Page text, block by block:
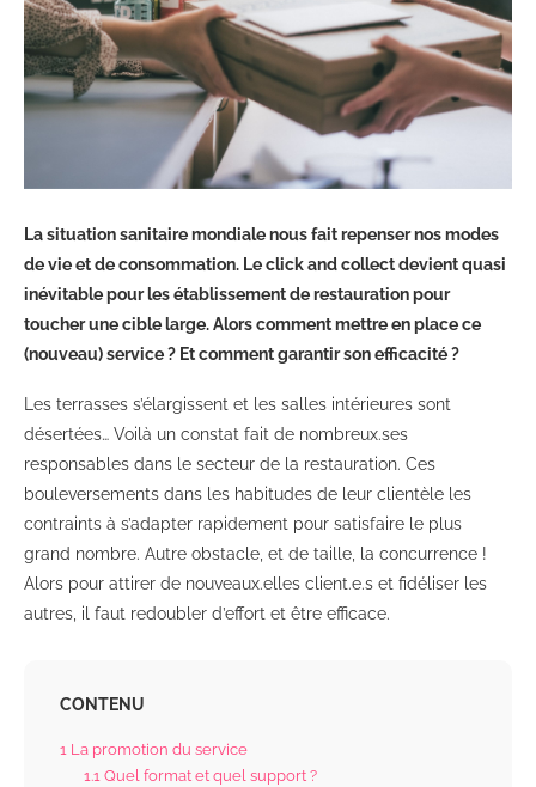
La situation sanitaire mondiale nous fait repenser nos modes
de vie et de consommation. Le click and collect devient quasi
inévitable pour les établissement de restauration pour
toucher une cible large. Alors comment mettre en place ce
(nouveau) service ? Et comment garantir son efficacité ?
Les terrasses s’élargissent et les salles intérieures sont
désertées… Voilà un constat fait de nombreux.ses
responsables dans le secteur de la restauration. Ces
bouleversements dans les habitudes de leur clientèle les
contraints à s’adapter rapidement pour satisfaire le plus
grand nombre. Autre obstacle, et de taille, la concurrence !
Alors pour attirer de nouveaux.elles client.e.s et fidéliser les
autres, il faut redoubler d’effort et être efficace.
CONTENU
1 La promotion du service
1.1Quel format et quel support ?